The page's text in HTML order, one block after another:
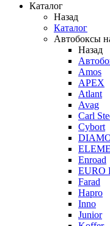
Каталог
Назад
Каталог
Автобоксы
Назад
Amos
APEX
Atlant
Avag
Carl
Cybort
Enroad
EURO
Farad
Hapro
Inno
Junior